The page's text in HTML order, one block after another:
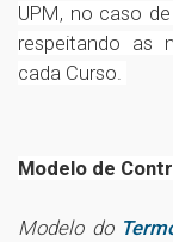
UPM, no caso
respeitando as
cada Curso.
Modelo de
Modelo do